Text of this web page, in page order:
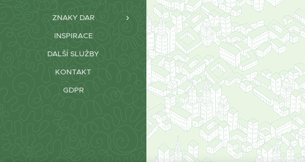
ZNAKY DAR
INSPIRACE
DALŠÍ SLUŽBY
KONTAKT
GDPR